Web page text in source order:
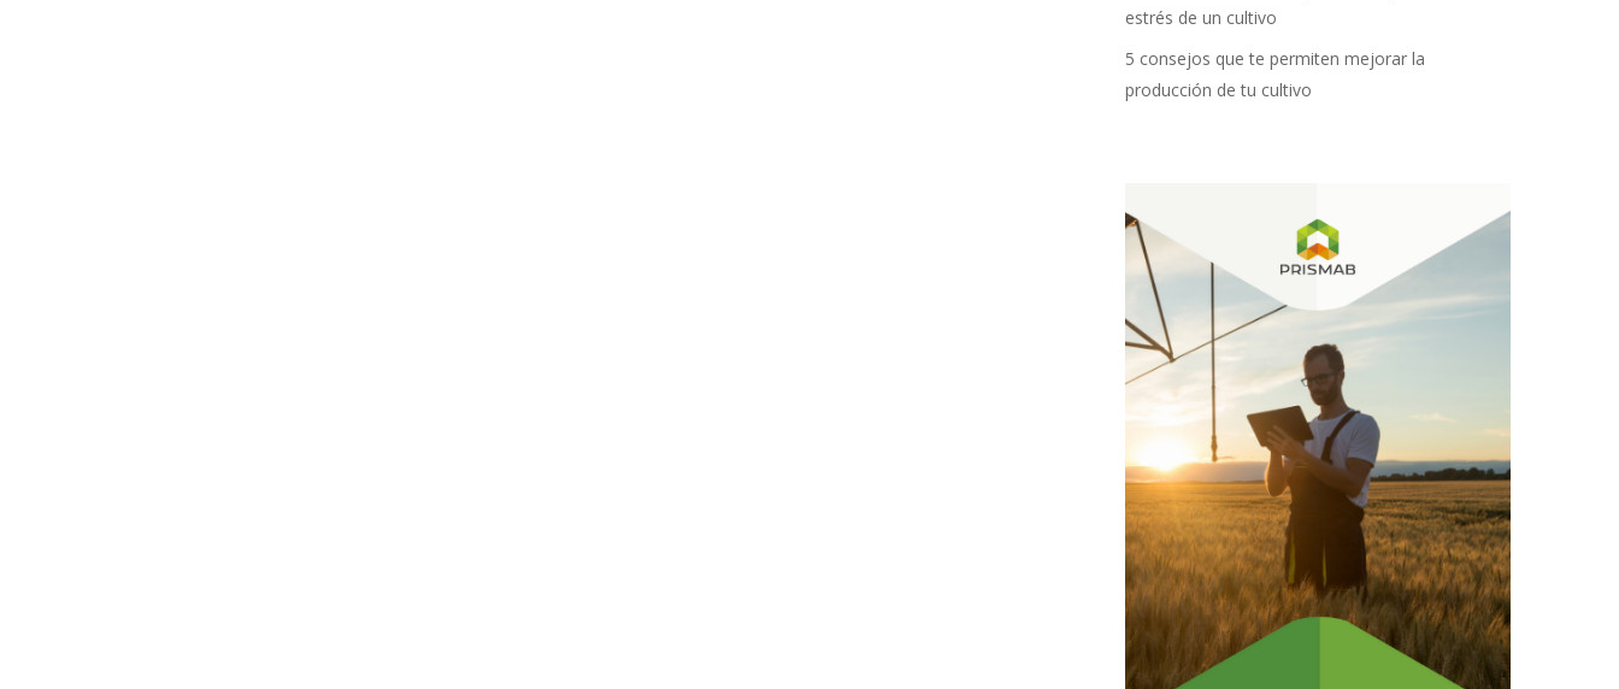
estrés de un cultivo
5 consejos que te permiten mejorar la
producción de tu cultivo